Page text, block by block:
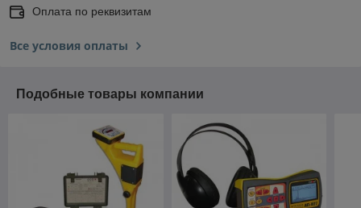
Оплата по реквизитам
Все условия оплаты
Подобные товары компании